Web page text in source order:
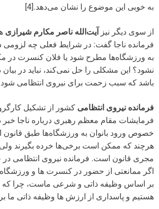
به خوبی این موضوع را نشان می‌دهد.[4]
از سوی دیگر نیز آیت‌الله ناصر مکارم شیرازی
فرمانده ناجا گفت: در شرایط فعلی چه لزومی
به ورزشگاه‌ها مطرح شود یا فلان کنسرت در
نشود؟ این مشکلی را حل نمی‌کند، نباید در بیان
باشد که سبب زحمت برای نیروی انتظامی
فرمانده نیروی انتظامی کشور از تشکیل
فرمایشات مقام معظم رهبری درباره ناجا خبر
خصوص ورود بانوان به ورزشگاه‌ها طبق قانون
هرچند که ممکن است برخی‌ها خرده‌ بگیرند
مجری قانون است. فرمانده نیروی انتظامی در
اگر ممانعتی از حضور در کنسرت ها و ورزشگاه
بر اساس وظیفه ذاتی و شرعی ماست، چرا
هستیم و پاسداری از ارزش ها وظیفه ذاتی ما